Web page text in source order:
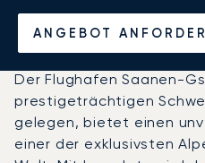
ANGEBOT
Privatjet
Flughafen
Der Flughafen Saanen-
prestigeträchtigen
gelegen, bietet einen
einer der exklusivsten